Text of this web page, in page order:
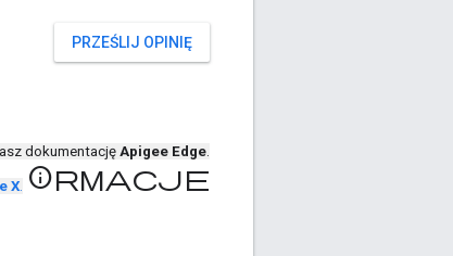
PRZEŚLIJ OPINIĘ
dokumentacjęApigee Edge.
X. Informacje